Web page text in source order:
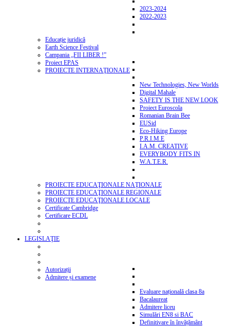
2023-2024
2022-2023
Educație juridică
Earth Science Festival
Campania „FII LIBER !”
Proiect EPAS
PROIECTE INTERNAŢIONALE
New Technologies, New Worlds
Digital Mahale
SAFETY IS THE NEW LOOK
Proiect Euroscola
Romanian Brain Bee
EUSid
Eco-Hiking Europe
P.R.I.M.E
I.A.M. CREATIVE
EVERYBODY FITS IN
W.A.T.E.R.
PROIECTE EDUCAŢIONALE NAŢIONALE
PROIECTE EDUCAŢIONALE REGIONALE
PROIECTE EDUCAŢIONALE LOCALE
Certificate Cambridge
Certificare ECDL
LEGISLAŢIE
Autorizații
Admitere și examene
Evaluare națională clasa 8a
Bacalaureat
Admitere liceu
Simulări EN8 si BAC
Definitivare în învățământ